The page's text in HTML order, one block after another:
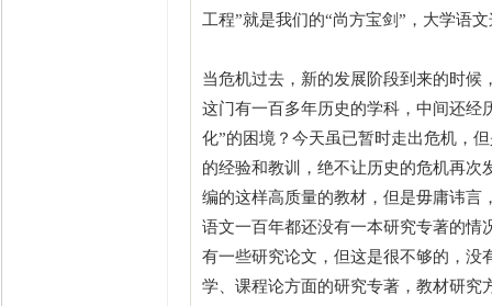
工程”就是我们的“尚方宝剑”，大学语
当危机过去，新的发展阶段到来的时
这门有一百多年历史的学科，中间还经
化”的困境？今天虽已暂时走出危机，
的经验和教训，绝不让历史的危机再
编的这样高质量的教材，但是毋庸讳言
语文一百年都还没有一本研究专著的情
有一些研究论文，但这是很不够的，没
学、课程论方面的研究专著，教材研究